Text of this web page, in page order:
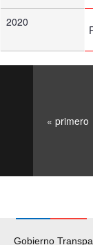
2020
« primero
Gobierno